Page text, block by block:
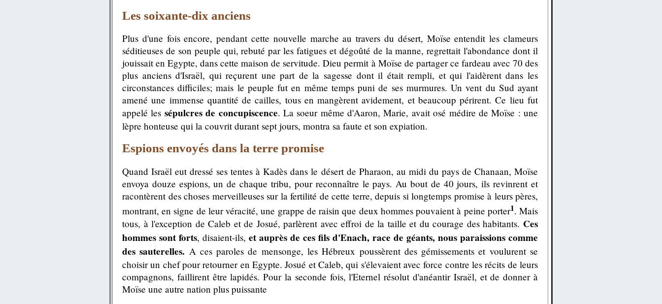
Les soixante-dix anciens
Plus d'une fois encore, pendant cette nouvelle marche au travers du désert, Moïse entendit les clameurs
séditieuses de son peuple qui, rebuté par les fatigues et dégoûté de la manne, regrettait l'abondance dont il
jouissait en Egypte, dans cette maison de servitude. Dieu permit à Moïse de partager ce fardeau avec 70 des
plus anciens d'Israël, qui reçurent une part de la sagesse dont il était rempli, et qui l'aidèrent dans les
circonstances difficiles; mais le peuple fut en même temps puni de ses murmures. Un vent du Sud ayant
amené une immense quantité de cailles, tous en mangèrent avidement, et beaucoup périrent. Ce lieu fut
appelé les sépulcres de concupiscence. La soeur même d'Aaron, Marie, avait osé médire de Moïse : une
lèpre honteuse qui la couvrit durant sept jours, montra sa faute et son expiation.
Espions envoyés dans la terre promise
Quand Israël eut dressé ses tentes à Kadès dans le désert de Pharaon, au midi du pays de Chanaan, Moïse
envoya douze espions, un de chaque tribu, pour reconnaître le pays. Au bout de 40 jours, ils revinrent et
racontèrent des choses merveilleuses sur la fertilité de cette terre, depuis si longtemps promise à leurs pères,
montrant, en signe de leur véracité, une grappe de raisin que deux hommes pouvaient à peine porter1. Mais
tous, à l'exception de Caleb et de Josué, parlèrent avec effroi de la taille et du courage des habitants. Ces
hommes sont forts, disaient-ils, et auprès de ces fils d'Enach, race de géants, nous paraissions comme
des sauterelles. A ces paroles de mensonge, les Hébreux poussèrent des gémissements et voulurent se
choisir un chef pour retourner en Egypte. Josué et Caleb, qui s'élevaient avec force contre les récits de leurs
compagnons, faillirent être lapidés. Pour la seconde fois, l'Eternel résolut d'anéantir Israël, et de donner à
Moïse une autre nation plus puissante